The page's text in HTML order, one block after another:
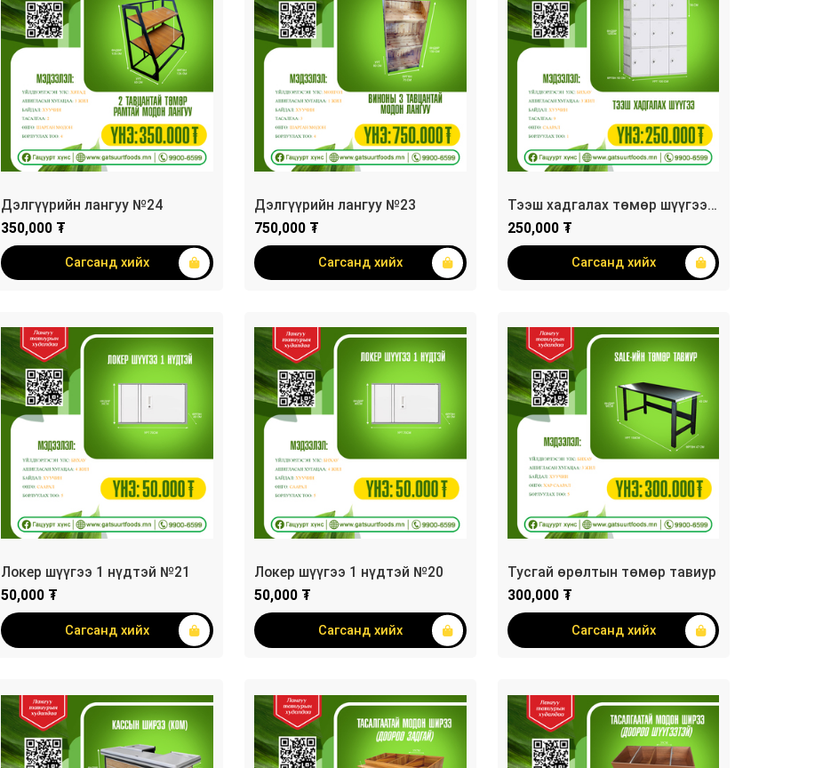
Дэлгүүрийн лангуу №24
350,000 ₮
Сагсанд хийх
Дэлгүүрийн лангуу №23
750,000 ₮
Сагсанд хийх
Тээш хадгалах төмөр шүүгээ 9
хайрцагтай №22
250,000 ₮
Сагсанд хийх
Локер шүүгээ 1 нүдтэй №21
50,000 ₮
Сагсанд хийх
Локер шүүгээ 1 нүдтэй №20
50,000 ₮
Сагсанд хийх
Тусгай өрөлтын төмөр тавиур
300,000 ₮
Сагсанд хийх